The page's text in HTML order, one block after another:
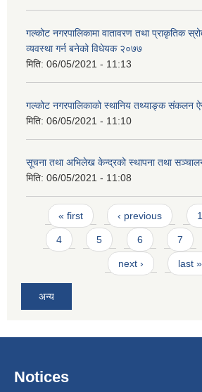
गल्कोट नगरपालिकामा वातावरण तथा प्राकृतिक
व्यवस्था गर्न बनेको विधेयक २०७७
मिति: 06/05/2021 - 11:13
गल्कोट नगरपालिकाको स्थानिय तथ्याङ्क संकलन
मिति: 06/05/2021 - 11:10
सूचना तथा अभिलेख केन्द्रको स्थापना तथा सञ्चालन
मिति: 06/05/2021 - 11:08
Pages
« first ‹ previous 1
4 5 6 7
next › last »
अन्य
Notices